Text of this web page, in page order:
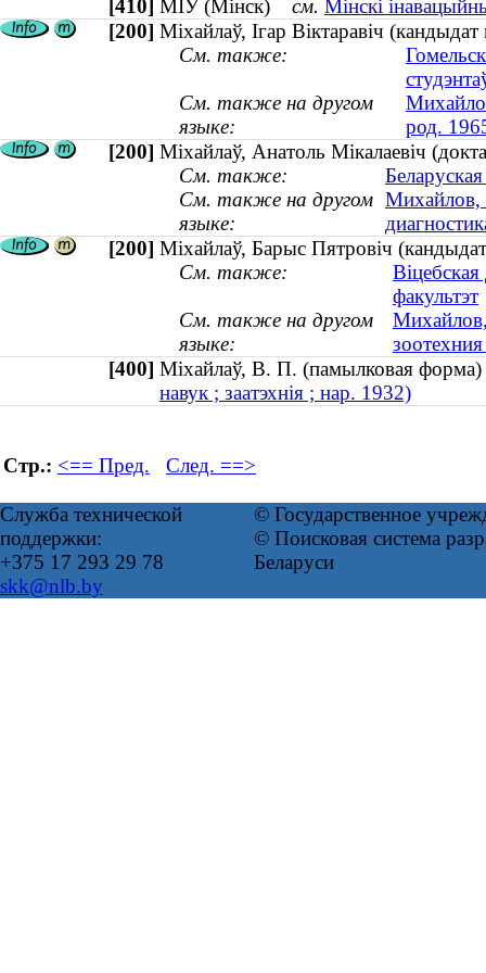
[410] МІУ (Мінск) см. Мінскі
[200] Міхайлаў, Ігар Віктаравіч
См. также:
См. также на другом
языке:
род.
[200] Міхайлаў, Анатоль Мікалаевіч
См. также:
См. также на другом
языке:
Михайлов,
[200] Міхайлаў, Барыс Пятровіч
См. также:
факультэт
См. также на другом
языке:
[400] Міхайлаў, В. П. (памылковая
навук ; заатэхнія ; нар. 1932)
Стр.: <== Пред. След. ==>
Служба технической
поддержки:
+375 17 293 29 78
skk@nlb.by
© Государственное
© Поисковая система
Беларуси